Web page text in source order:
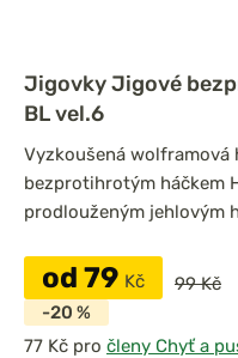
Jigovky Jigové
BL vel.6
Vyzkoušená wolframová
bezprotihrotým háčkem
prodlouženým jehlovým
od 79 Kč
99 Kč
-20 %
pro členy Chyť a